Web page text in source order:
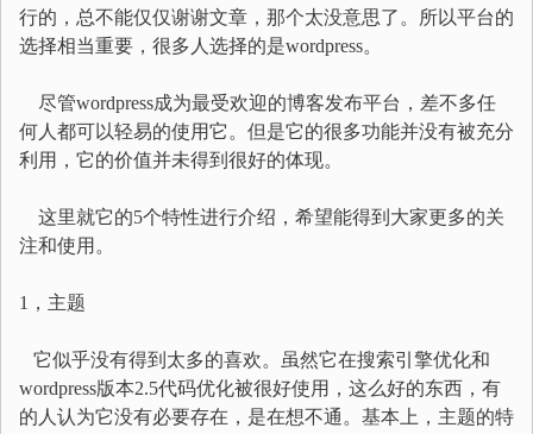
行的，总不能仅仅谢谢文章，那个太没意思了。所以平台的
选择相当重要，很多人选择的是wordpress。
尽管wordpress成为最受欢迎的博客发布平台，差不多任
何人都可以轻易的使用它。但是它的很多功能并没有被充分
利用，它的价值并未得到很好的体现。
这里就它的5个特性进行介绍，希望能得到大家更多的关
注和使用。
1，主题
它似乎没有得到太多的喜欢。虽然它在搜索引擎优化和
wordpress版本2.5代码优化被很好使用，这么好的东西，有
的人认为它没有必要存在，是在想不通。基本上，主题的特